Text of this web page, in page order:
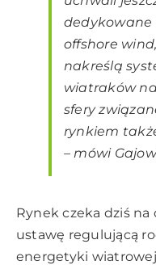
dedykowane
offshore
nakreślą
wiatraków
sfery
rynkiem
– mówi
Rynek czeka dziś
ustawę regulującą
energetyki